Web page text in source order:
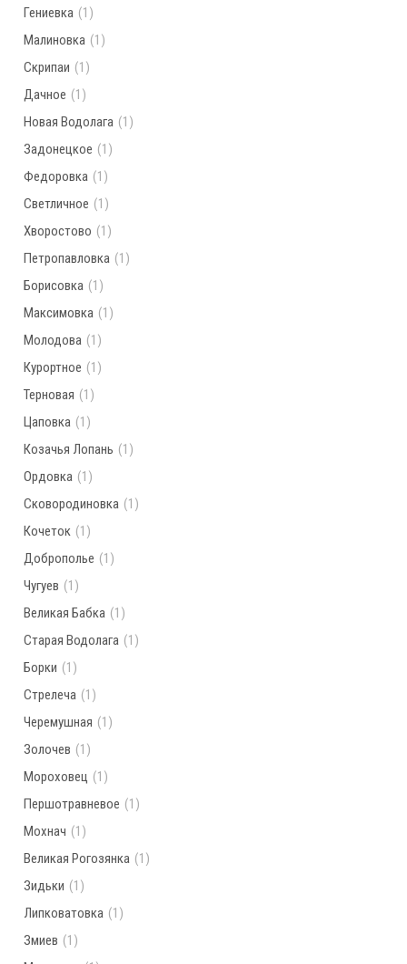
Гениевка (1)
Малиновка (1)
Скрипаи (1)
Дачное (1)
Новая Водолага (1)
Задонецкое (1)
Федоровка (1)
Светличное (1)
Хворостово (1)
Петропавловка (1)
Борисовка (1)
Максимовка (1)
Молодова (1)
Курортное (1)
Терновая (1)
Цаповка (1)
Козачья Лопань (1)
Ордовка (1)
Сковородиновка (1)
Кочеток (1)
Доброполье (1)
Чугуев (1)
Великая Бабка (1)
Старая Водолага (1)
Борки (1)
Стрелеча (1)
Черемушная (1)
Золочев (1)
Мороховец (1)
Першотравневое (1)
Мохнач (1)
Великая Рогозянка (1)
Зидьки (1)
Липковатовка (1)
Змиев (1)